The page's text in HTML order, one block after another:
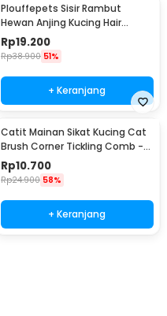
Plouffepets Sisir Rambut
Hewan Anjing Kucing Hair
Removal Comb - AES0124
Rp19.200
Rp38.900 51%
+ Keranjang
Catit Mainan Sikat Kucing Cat
Brush Corner Tickling Comb -
MO59
Rp10.700
Rp24.900 58%
+ Keranjang